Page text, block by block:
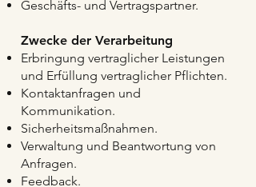
Geschäfts- und Vertragspartner.
Zwecke der Verarbeitung
Erbringung vertraglicher Leistungen
und Erfüllung vertraglicher Pflichten.
Kontaktanfragen und
Kommunikation.
Sicherheitsmaßnahmen.
Verwaltung und Beantwortung von
Anfragen.
Feedback.